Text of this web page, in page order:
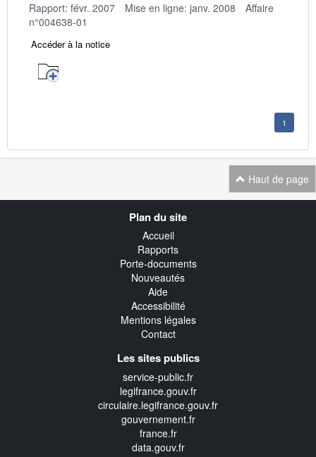
Rapport: févr. 2007 Mise en ligne: janv. 2008
Affaire
n°004638-01
Accéder à la notice
1
Haut de page
Plan du site
Accueil
Rapports
Porte-documents
Nouveautés
Aide
Accessibilité
Mentions légales
Contact
Les sites publics
service-public.fr
legifrance.gouv.fr
circulaire.legifrance.gouv.fr
gouvernement.fr
france.fr
data.gouv.fr